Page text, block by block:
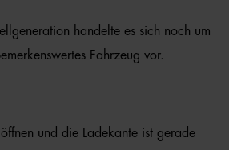
handelte es sich noch um
Fahrzeug vor.
und die Ladekante ist gerade